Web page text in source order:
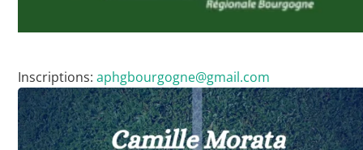
Inscriptions:aphgbourgogne@gmail.com